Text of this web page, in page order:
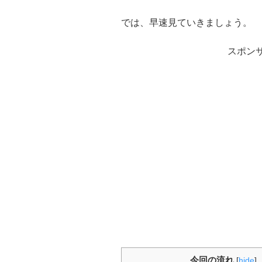
では、早速見ていきましょう。
スポン
今回の流れ